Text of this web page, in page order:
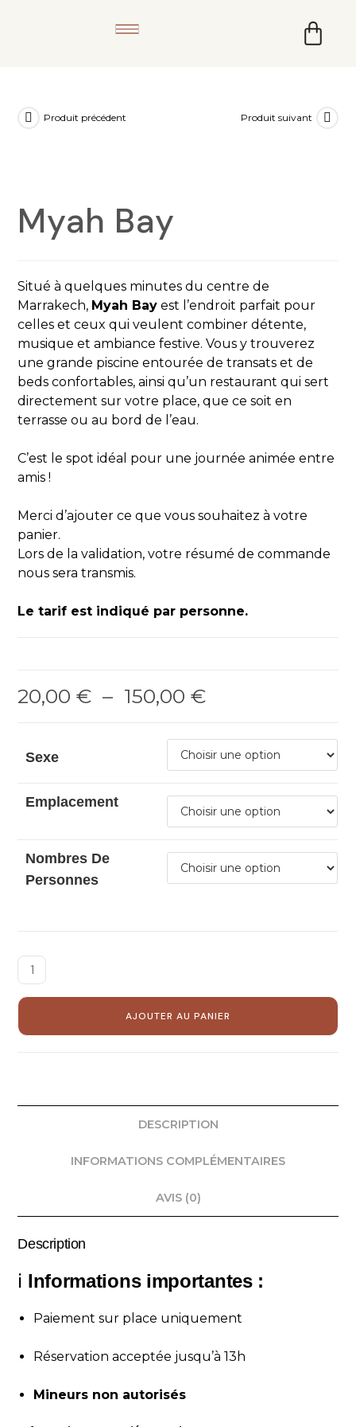
Produit précédent Produit suivant
Myah Bay
Situé à quelques minutes du centre de
Marrakech, Myah Bay est l’endroit parfait pour
celles et ceux qui veulent combiner détente,
musique et ambiance festive. Vous y trouverez
une grande piscine entourée de transats et de
beds confortables, ainsi qu’un restaurant qui sert
directement sur votre place, que ce soit en
terrasse ou au bord de l’eau.
C’est le spot idéal pour une journée animée entre
amis !
Merci d’ajouter ce que vous souhaitez à votre
panier.
Lors de la validation, votre résumé de commande
nous sera transmis.
Le tarif est indiqué par personne.
20,00€ – 150,00€
Sexe
Emplacement
Nombres De
Personnes
AJOUTER AU PANIER
DESCRIPTION
INFORMATIONS COMPLÉMENTAIRES
AVIS (0)
Description
ℹ️ Informations importantes :
Paiement sur place uniquement
Réservation acceptée jusqu’à 13h
Mineurs non autorisés